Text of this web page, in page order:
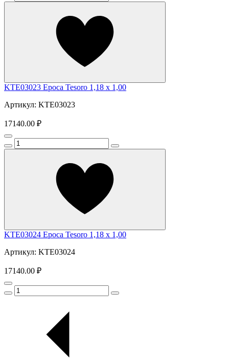
KTE03023 Epoca Tesoro 1,18 x 1,00
Артикул: KTE03023
17140.00 ₽
KTE03024 Epoca Tesoro 1,18 x 1,00
Артикул: KTE03024
17140.00 ₽